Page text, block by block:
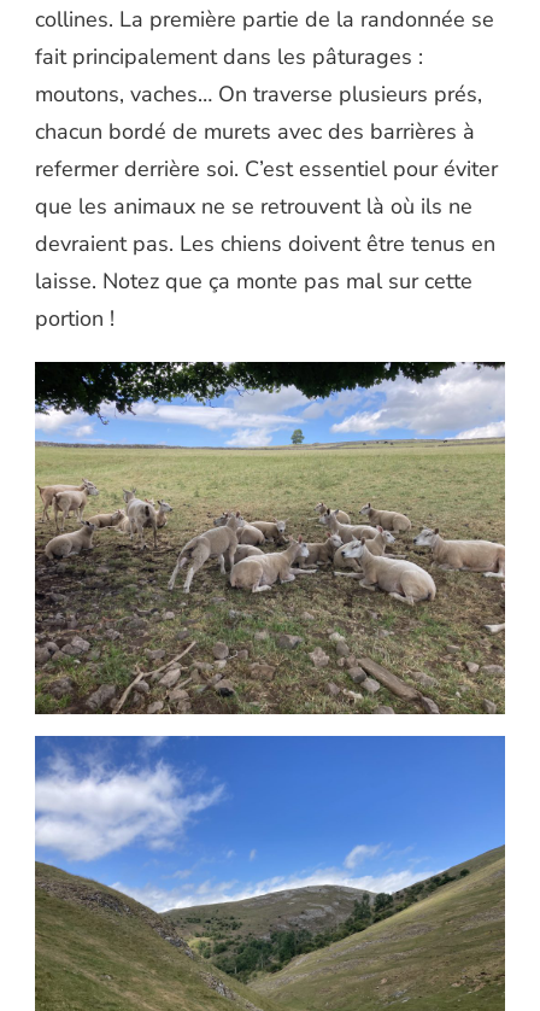
collines. La première partie de la randonnée se
fait principalement dans les pâturages :
moutons, vaches… On traverse plusieurs prés,
chacun bordé de murets avec des barrières à
refermer derrière soi. C’est essentiel pour éviter
que les animaux ne se retrouvent là où ils ne
devraient pas. Les chiens doivent être tenus en
laisse. Notez que ça monte pas mal sur cette
portion !